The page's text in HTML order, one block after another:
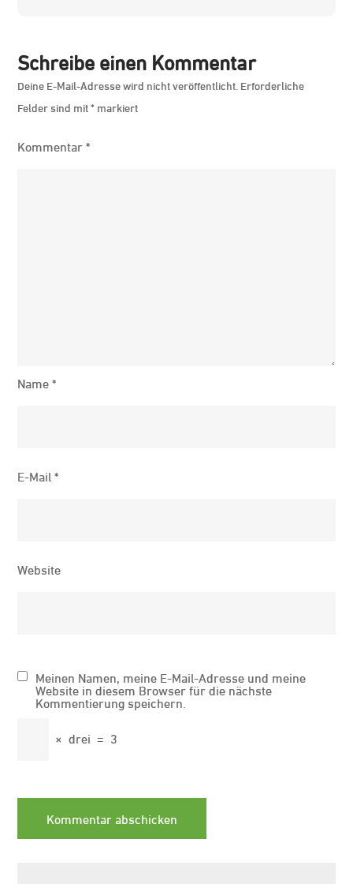
Schreibe einen Kommentar
Deine E-Mail-Adresse wird nicht veröffentlicht. Erforderliche
Felder sind mit*markiert
Kommentar*
Name*
E-Mail*
Website
Meinen Namen, meine E-Mail-Adresse und meine
Website in diesem Browser für die nächste
Kommentierung speichern.
× drei = 3